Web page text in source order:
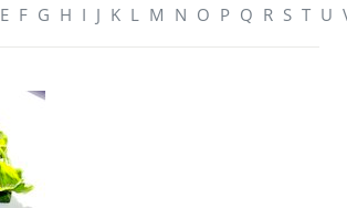
E F G H I J K L M N O P Q R S T U